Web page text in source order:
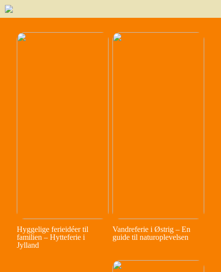
Hyggelige ferieidéer til
familien – Hytteferie i
Jylland
Vandreferie i Østrig – En
guide til naturoplevelsen